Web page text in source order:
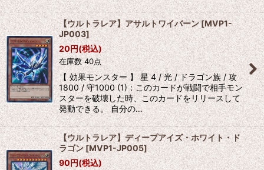
【ウルトラレア】アサルトワイバーン[MVP1-
JP003]
20円(税込)
在庫数 40点
【 効果モンスター 】 星 4 / 光 / ドラゴン族 / 攻
1800 / 守1000 (1)：このカードが戦闘で相手モン
スターを破壊した時、このカードをリリースして
発動できる。 自分の…
【ウルトラレア】ディープアイズ・ホワイト・ド
ラゴン [MVP1-JP005]
90円(税込)